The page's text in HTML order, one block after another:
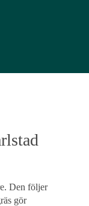
Den följer
gör